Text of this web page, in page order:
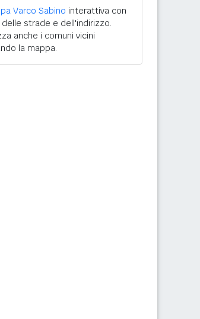
Varco Sabino interattiva con
delle strade e dell'indirizzo.
anche i comuni vicini
la mappa.